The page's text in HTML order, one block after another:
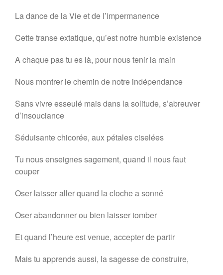
La dance de la Vie et de l’impermanence
Cette transe extatique, qu’est notre humble existence
A chaque pas tu es là, pour nous tenir la main
Nous montrer le chemin de notre indépendance
Sans vivre esseulé mais dans la solitude, s’abreuver
d’insouciance
Séduisante chicorée, aux pétales ciselées
Tu nous enseignes sagement, quand il nous faut
couper
Oser laisser aller quand la cloche a sonné
Oser abandonner ou bien laisser tomber
Et quand l’heure est venue, accepter de partir
Mais tu apprends aussi, la sagesse de construire,